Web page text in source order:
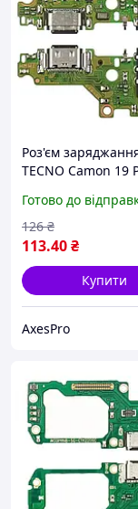
Роз'єм
TECNO Camon 19
компонентами
запчастина для
Готово до
113.40₴
126 ₴
Купити
AxesPro